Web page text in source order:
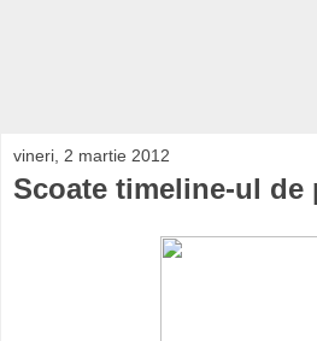
vineri, 2 martie 2012
Scoate timeline-ul de